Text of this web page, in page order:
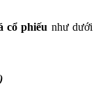
cổ phiếu như dưới